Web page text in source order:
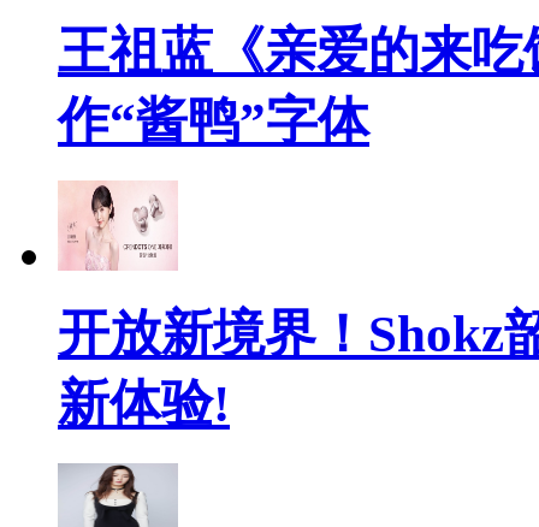
王祖蓝《亲爱的来
作“酱鸭”字体
开放新境界！Shokz
新体验!